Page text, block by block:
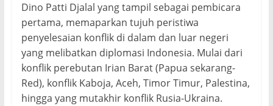
Dino Patti Djalal yang tampil sebagai pembicara
pertama, memaparkan tujuh peristiwa
penyelesaian konflik di dalam dan luar negeri
yang melibatkan diplomasi Indonesia. Mulai dari
konflik perebutan Irian Barat (Papua sekarang-
Red), konflik Kaboja, Aceh, Timor Timur, Palestina,
hingga yang mutakhir konflik Rusia-Ukraina.